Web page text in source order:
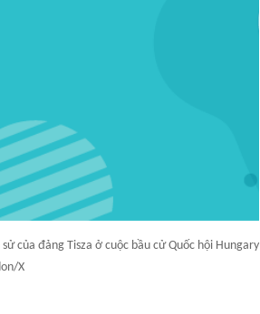
của đảng Tisza ở cuộc bầu cử Quốc hội Hungary
X